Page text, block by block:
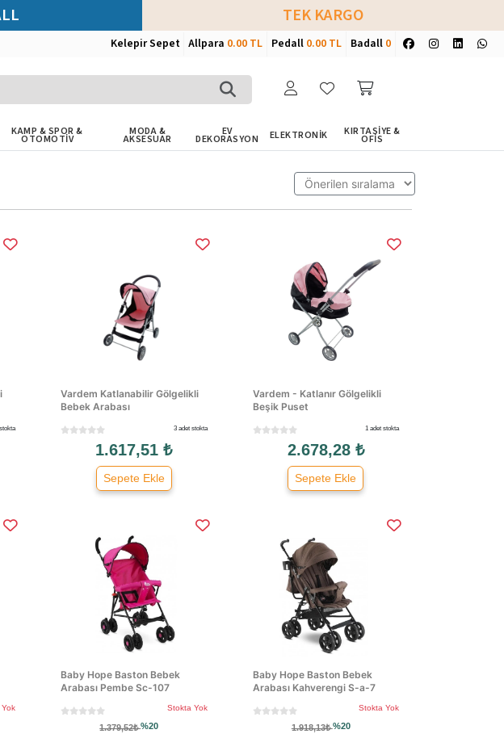
TEK KARGO
Kelepir Sepet Allpara 0.00 TL Pedall 0.00 TL Badall 0
KAMP & SPOR &
OTOMOTİV
MODA &
AKSESUAR
EV
DEKORASYON ELEKTRONİK KIRTASİYE &
OFİS
Vardem Katlanabilir Gölgelikli
Bebek Arabası
3 adet stokta
1.617,51 ₺
Sepete Ekle
Vardem - Katlanır Gölgelikli
Beşik Puset
1 adet stokta
2.678,28 ₺
Sepete Ekle
Baby Hope Baston Bebek
Arabası Pembe Sc-107
Stokta Yok
1.379,52₺%20
Baby Hope Baston Bebek
Arabası Kahverengi S-a-7
Stokta Yok
1.918,13₺%20